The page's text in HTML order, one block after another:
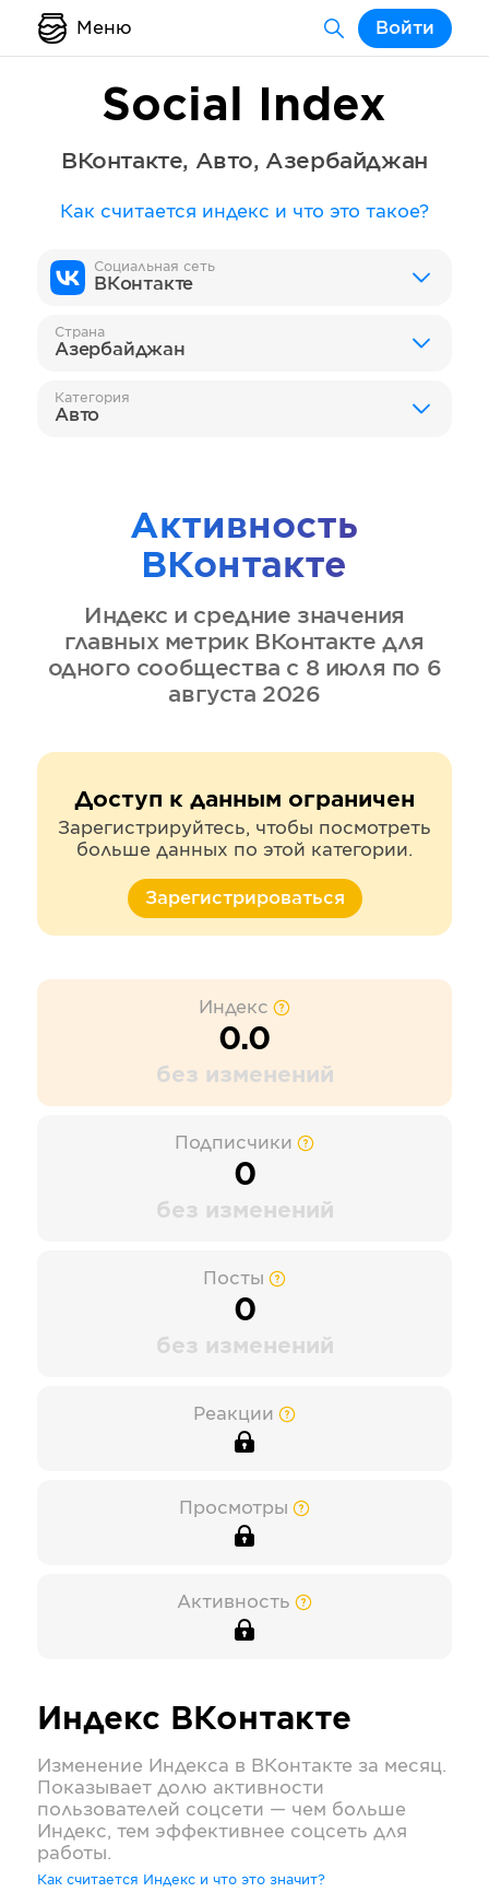
Меню Войти
Social Index
ВКонтакте, Авто, Азербайджан
Как считается индекс и что это такое?
Социальная сеть
ВКонтакте
Страна
Азербайджан
Категория
Авто
Активность
ВКонтакте
Индекс и средние значения
главных метрик ВКонтакте для
одного сообщества с 8 июля по 6
августа 2026
Доступ к данным ограничен
Зарегистрируйтесь, чтобы посмотреть
больше данных по этой категории.
Зарегистрироваться
Индекс
0.0
без изменений
Подписчики
0
без изменений
Посты
0
без изменений
Реакции
Просмотры
Активность
Индекс ВКонтакте
Изменение Индекса в ВКонтакте за месяц.
Показывает долю активности
пользователей соцсети — чем больше
Индекс, тем эффективнее соцсеть для
работы.
Как считается Индекс и что это значит?